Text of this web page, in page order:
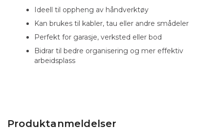
Produktanmeldelser
Ideell til oppheng av håndverktøy
Kan brukes til kabler, tau eller andre smådeler
Perfekt for garasje, verksted eller bod
Bidrar til bedre organisering og mer effektiv
arbeidsplass